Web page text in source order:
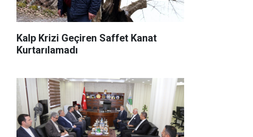
Kalp Krizi Geçiren Saffet Kanat
Kurtarılamadı